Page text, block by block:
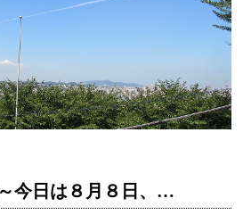
今日は８月８日、…